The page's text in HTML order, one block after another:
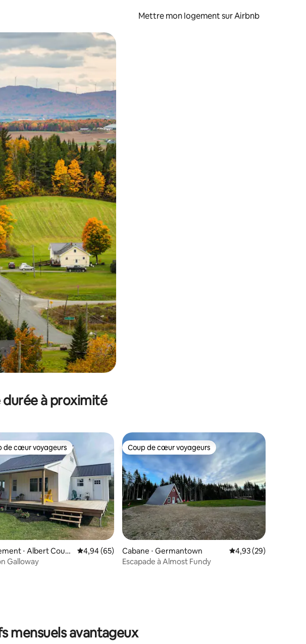
Mettre mon logement sur Airbnb
en appuyant et en faisant glisser.
à proximité
la base de 85 commentaires : 4,96 sur 5
cœur voyageurs les plus appréciés
de cœur voyageurs
⋅ Albert Count
Évaluation moyenne sur la base de 65 commentaires : 4,94 sur 5
4,94 (65)
Galloway
Coup de cœur voyageurs
Coup de cœur voyageurs
Cabane ⋅ Germantown Évaluation moyenne
4,93 (29)
Escapade à Almost Fundy
mensuels avantageux